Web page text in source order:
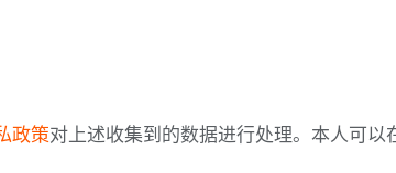
政策对上述收集到的数据进行处理。本人可以